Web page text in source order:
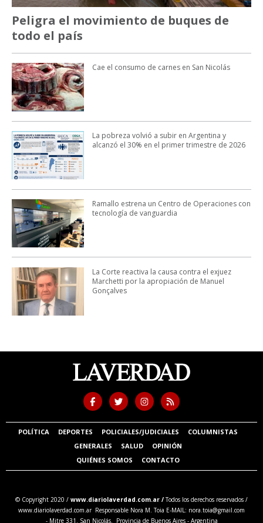
Peligra el movimiento de buques de
todo el país
Cae el consumo de carnes en San Nicolás
La pobreza volvió a subir en Argentina y
alcanzó el 30% en el primer trimestre de 2026
Ramallo estrena un Centro de Operaciones con
tecnología de vanguardia
La Corte reactiva la causa contra el exjuez
Marchetti por la apropiación de Manuel
Gonçalves
POLÍTICA DEPORTES POLICIALES/JUDICIALES
COLUMNISTAS
GENERALES
SALUD
OPINIÓN
QUIÉNES SOMOS
CONTACTO
© Copyright 2020 / www.diariolaverdad.com.ar /Todos los derechos reservados /
www.diariolaverdad.com.ar Responsable Nora M. Toia E-MAIL: nora.toia@gmail.com
- Mitre 331. San Nicolás. Provincia de Buenos Aires - Argentina